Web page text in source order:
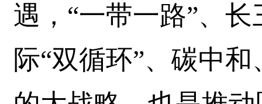
遇，“一带一路”、
际“双循环”、碳中